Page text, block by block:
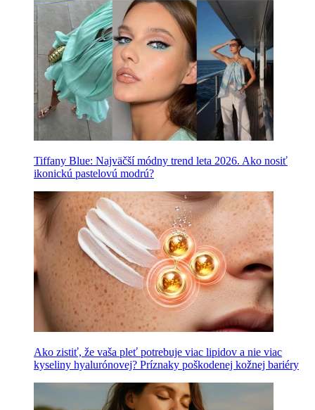
Tiffany Blue: Najväčší módny trend leta 2026. Ako nosiť
ikonickú pastelovú modrú?
Ako zistiť, že vaša pleť potrebuje viac lipidov a nie viac
kyseliny hyalurónovej? Príznaky poškodenej kožnej bariéry